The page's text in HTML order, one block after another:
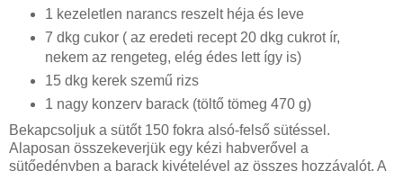
1 kezeletlen narancs reszelt héja és leve
7 dkg cukor ( az eredeti recept 20 dkg cukrot ír,
nekem az rengeteg, elég édes lett így is)
15 dkg kerek szemű rizs
1 nagy konzerv barack (töltő tömeg 470 g)
Bekapcsoljuk a sütőt 150 fokra alsó-felső sütéssel.
Alaposan összekeverjük egy kézi habverővel a
sütőedényben a barack kivételével az összes hozzávalót. A